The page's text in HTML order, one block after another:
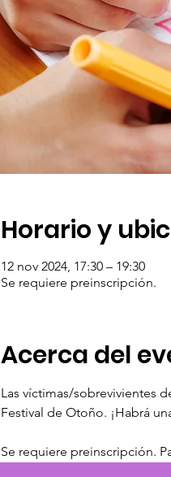
Horario y
12 nov 2024, 17:30 – 19:30
Se requiere preinscripción.
Acerca del
Las víctimas/sobrevivientes
Festival de Otoño. ¡Habrá
Se requiere preinscripción.